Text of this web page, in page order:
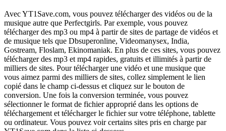
Avec YT1Save.com, vous pouvez télécharger des vidéos ou de la
musique autre que Perfectgirls. Par exemple, vous pouvez
télécharger des mp3 ou mp4 à partir de sites de partage de vidéos et
de musique tels que Dbsuperonline, Videomanysex, India,
Gostream, Floslam, Ekinomaniak. En plus de ces sites, vous pouvez
télécharger des mp3 et mp4 rapides, gratuits et illimités à partir de
milliers de sites. Pour télécharger une vidéo et une musique que
vous aimez parmi des milliers de sites, collez simplement le lien
copié dans le champ ci-dessus et cliquez sur le bouton de
conversion. Une fois la conversion terminée, vous pouvez
sélectionner le format de fichier approprié dans les options de
téléchargement et télécharger le fichier sur votre téléphone, tablette
ou ordinateur. Vous pouvez voir certains sites pris en charge par